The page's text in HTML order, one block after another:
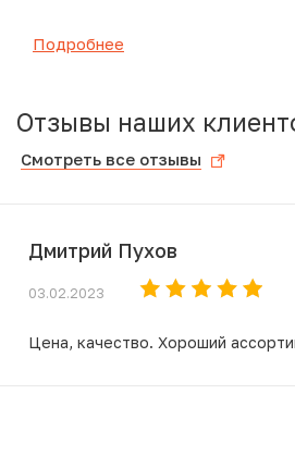
Подробнее
Отзывы наших
Смотреть все отзывы
Дмитрий Пухов
03.02.2023
Цена, качество. Хороший